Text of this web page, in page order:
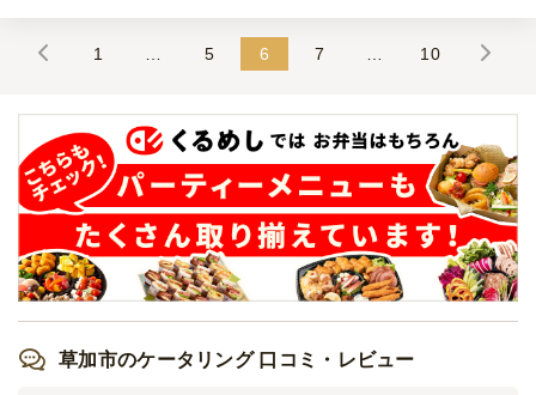
オードブル
3,500円/人
小分け創作イタリアンプラン「finale」
オードブル
4,500 円/人
オードブル
1 5 6 7 10
草加市のケータリング 口コミ・レビュー